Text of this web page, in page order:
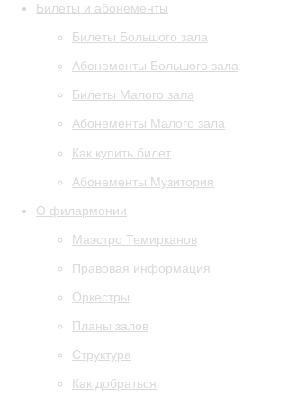
Билеты и абонементы
Билеты Большого зала
Абонементы Большого зала
Билеты Малого зала
Абонементы Малого зала
Как купить билет
Абонементы Музитория
О филармонии
Маэстро Темирканов
Правовая информация
Оркестры
Планы залов
Структура
Как добраться